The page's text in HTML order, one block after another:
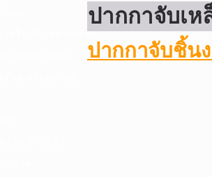
-เครื่องมืออุตสาหกรรม
ปากกาจับเห
ปากกาจับชิ้นง